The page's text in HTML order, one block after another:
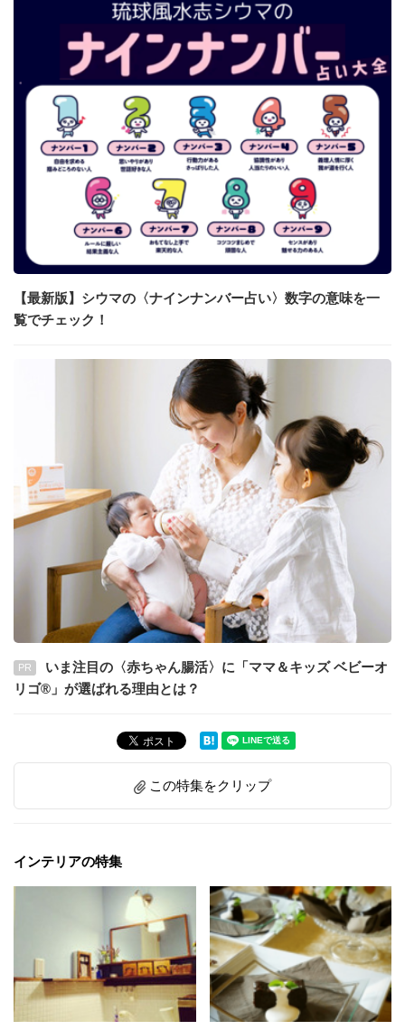
【最新版】シウマの〈ナインナンバー占い〉数字の意味を一
覧でチェック！
PR
いま注目の〈赤ちゃん腸活〉に「ママ＆キッズ ベビーオ
リゴ®」が選ばれる理由とは？
この特集をクリップ
インテリアの特集